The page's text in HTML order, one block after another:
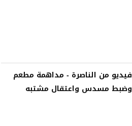
فيديو من الناصرة - مداهمة مطعم
وضبط مسدس واعتقال مشتبه